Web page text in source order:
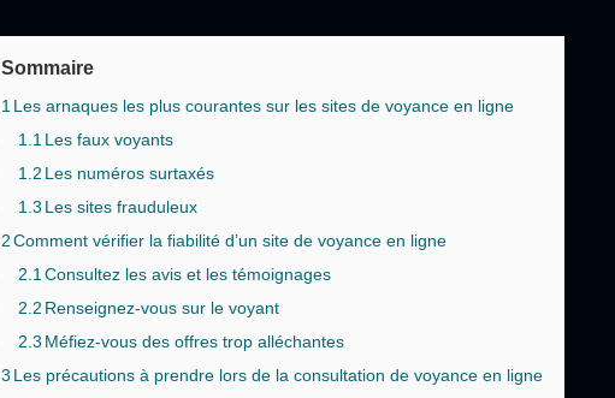
Sommaire
1Les arnaques les plus courantes sur les sites de voyance en ligne
1.1Les faux voyants
1.2 Les numéros surtaxés
1.3 Les sites frauduleux
2Comment vérifier la fiabilité d’un site de voyance en ligne
2.1Consultez les avis et les témoignages
2.2 Renseignez-vous sur le voyant
2.3 Méfiez-vous des offres trop alléchantes
3 Les précautions à prendre lors de la consultation de voyance en ligne